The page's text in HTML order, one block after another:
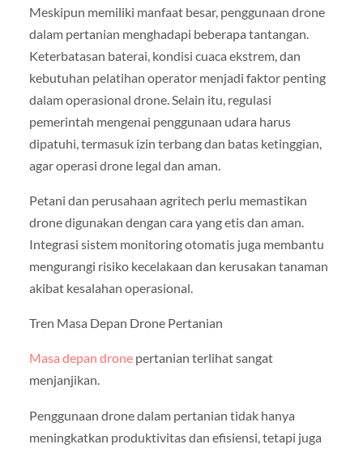
Meskipun memiliki manfaat besar, penggunaan drone
dalam pertanian menghadapi beberapa tantangan.
Keterbatasan baterai, kondisi cuaca ekstrem, dan
kebutuhan pelatihan operator menjadi faktor penting
dalam operasional drone. Selain itu, regulasi
pemerintah mengenai penggunaan udara harus
dipatuhi, termasuk izin terbang dan batas ketinggian,
agar operasi drone legal dan aman.
Petani dan perusahaan agritech perlu memastikan
drone digunakan dengan cara yang etis dan aman.
Integrasi sistem monitoring otomatis juga membantu
mengurangi risiko kecelakaan dan kerusakan tanaman
akibat kesalahan operasional.
Tren Masa Depan Drone Pertanian
Masa depan dronepertanian terlihat sangat
menjanjikan.
Penggunaan drone dalam pertanian tidak hanya
meningkatkan produktivitas dan efisiensi, tetapi juga